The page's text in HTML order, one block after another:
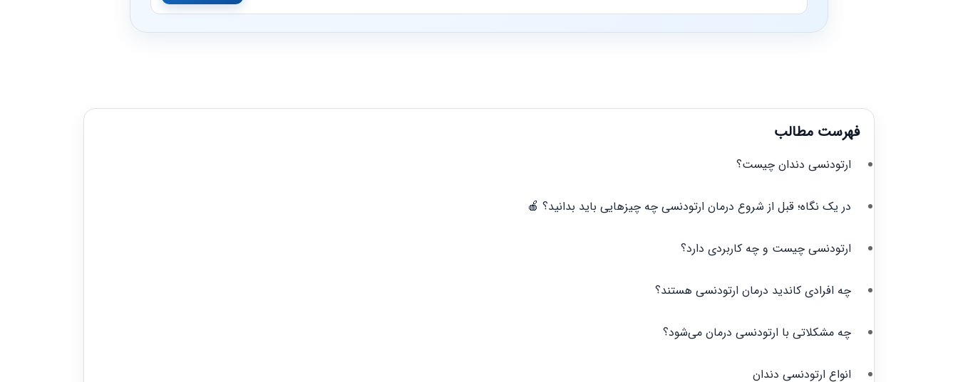
فهرست مطالب
ارتودنسی دندان چیست؟
در یک نگاه؛ قبل از شروع درمان ارتودنسی چه چیزهایی باید بدانید؟ 🍎
ارتودنسی چیست و چه کاربردی دارد؟
چه افرادی کاندید درمان ارتودنسی هستند؟
چه مشکلاتی با ارتودنسی درمان می‌شود؟
انواع ارتودنسی دندان